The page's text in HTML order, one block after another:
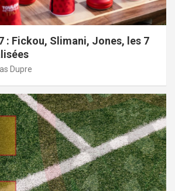
: Fickou, Slimani, Jones, les 7
Dupre